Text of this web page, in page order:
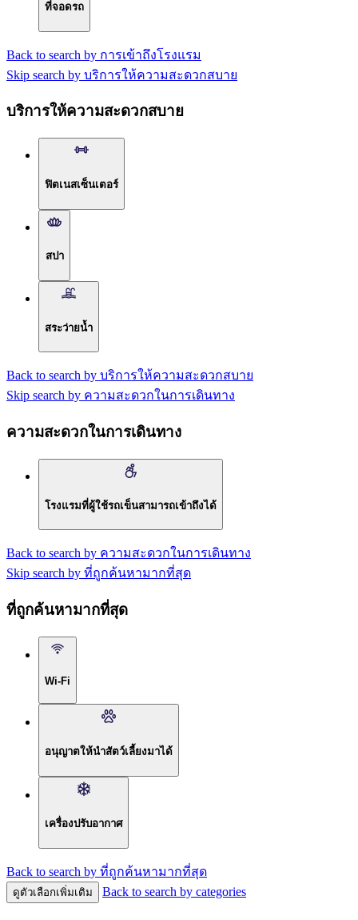
ที่จอดรถ
Back to search by การเข้าถึงโรงแรม
Skip search by บริการให้ความสะดวกสบาย
บริการให้ความสะดวกสบาย
ฟิตเนสเซ็นเตอร์
สปา
สระว่ายน้ำ
Back to search by บริการให้ความสะดวกสบาย
Skip search by ความสะดวกในการเดินทาง
ความสะดวกในการเดินทาง
โรงแรมที่ผู้ใช้รถเข็นสามารถเข้าถึงได้
Back to search by ความสะดวกในการเดินทาง
Skip search by ที่ถูกค้นหามากที่สุด
ที่ถูกค้นหามากที่สุด
Wi-Fi
อนุญาตให้นำสัตว์เลี้ยงมาได้
เครื่องปรับอากาศ
Back to search by ที่ถูกค้นหามากที่สุด
ดูตัวเลือกเพิ่มเติม Back to search by categories